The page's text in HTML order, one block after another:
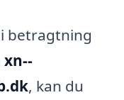
betragtning
xn--
, kan du